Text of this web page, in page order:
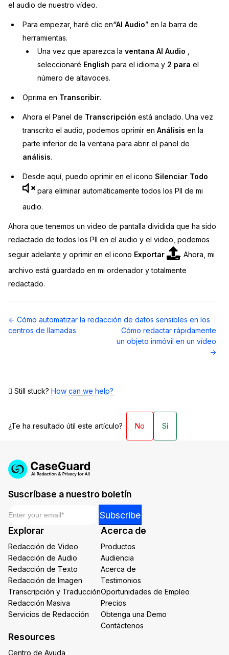
el audio de nuestro vídeo.
Para empezar, haré clic en“AI Audio” en la barra de
herramientas.
Una vez que aparezca la ventana AI Audio
seleccionaré English para el idioma y 2 para el
número de altavoces.
Oprima en Transcribir.
Ahora el Panel de Transcripción está anclado. Una vez
transcrito el audio, podemos oprimir enAnálisisen la
parte inferior de la ventana para abrir el panel de
análisis.
Desde aquí, puedo oprimir en el iconoSilenciar Todo
para eliminar automáticamente todos los PII de mi
audio.
Ahora que tenemos un video de pantalla dividida que ha sido
redactado de todos los PII en el audio y el video, podemos
seguir adelante y oprimir en el icono Exportar
. Ahora, mi
archivo está guardado en mi ordenador y totalmente
redactado.
Navegación
de
← Cómo automatizar la redacción de datos sensibles en los
centros de llamadas
Cómo redactar rápidamente
un objeto inmóvil en un vídeo
→
Still stuck? How can we help?
¿Te ha resultado útil este artículo? No Sí
Suscríbase a nuestro boletín
*
Subscribe
Explorar
Redacción de Video
Redacción de Audio
Redacción de Texto
Redacción de Imagen
Transcripción y Traducción
Redacción Masiva
Servicios de Redacción
Acerca de
Productos
Audiencia
Acerca de
Testimonios
Oportunidades de Empleo
Precios
Obtenga una Demo
Contáctenos
Resources
Centro de Ayuda